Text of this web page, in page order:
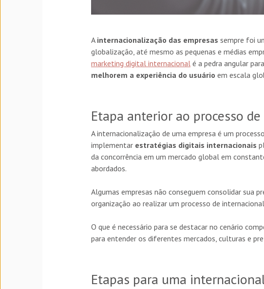
A internacionalização das empresas sempre foi
globalização, até mesmo as pequenas e médias
marketing digital internacional é a pedra angular
melhorem a experiência do usuário em escala
Etapa anterior ao processo
A internacionalização de uma empresa é um
implementar estratégias digitais internacionais
da concorrência em um mercado global em
abordados.
Algumas empresas não conseguem consolidar sua
organização ao realizar um processo de
O que é necessário para se destacar no cenário
para entender os diferentes mercados, culturas e
Etapas para uma